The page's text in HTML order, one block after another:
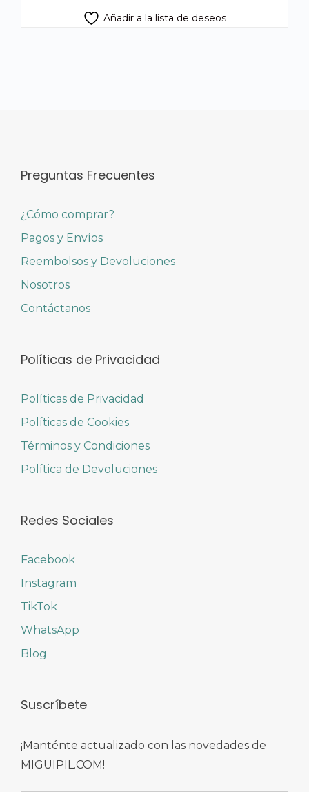
Añadir a la lista de deseos
Preguntas Frecuentes
¿Cómo comprar?
Pagos y Envíos
Reembolsos y Devoluciones
Nosotros
Contáctanos
Políticas de Privacidad
Políticas de Privacidad
Políticas de Cookies
Términos y Condiciones
Política de Devoluciones
Redes Sociales
Facebook
Instagram
TikTok
WhatsApp
Blog
Suscríbete
¡Manténte actualizado con las novedades de
MIGUIPIL.COM!